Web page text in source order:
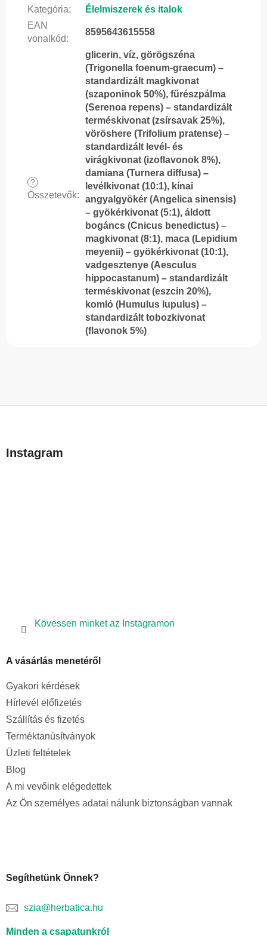
Kategória:
Élelmiszerek és italok
EAN
vonalkód:
8595643615558
?
Összetevők:
glicerin, víz, görögszéna
(Trigonella foenum-graecum) –
standardizált magkivonat
(szaponinok 50%), fűrészpálma
(Serenoa repens) – standardizált
terméskivonat (zsírsavak 25%),
vöröshere (Trifolium pratense) –
standardizált levél- és
virágkivonat (izoflavonok 8%),
damiana (Turnera diffusa) –
levélkivonat (10:1), kínai
angyalgyökér (Angelica sinensis)
– gyökérkivonat (5:1), áldott
bogáncs (Cnicus benedictus) –
magkivonat (8:1), maca (Lepidium
meyenii) – gyökérkivonat (10:1),
vadgesztenye (Aesculus
hippocastanum) – standardizált
terméskivonat (eszcin 20%),
komló (Humulus lupulus) –
standardizált tobozkivonat
(flavonok 5%)
bInstagram
Kövessen minket az Instagramon
A vásárlás menetéről
Gyakori kérdések
Hírlevél előfizetés
Szállítás és fizetés
Terméktanúsítványok
Üzleti feltételek
Blog
A mi vevőink elégedettek
Az Ön személyes adatai nálunk biztonságban vannak
Segíthetünk Önnek?
szia@herbatica.hu
Minden a csapatunkról